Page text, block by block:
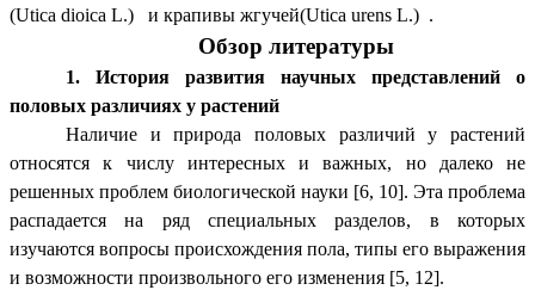
(Utica dioica L.) и крапивы жгучей(Utica urens L.) .
Обзор литературы
1. История развития научных представлений о
половых различиях у растений
Наличие и природа половых различий у растений
относятся к числу интересных и важных, но далеко не
решенных проблем биологической науки [6, 10]. Эта проблема
распадается на ряд специальных разделов, в которых
изучаются вопросы происхождения пола, типы его выражения
и возможности произвольного его изменения [5, 12].